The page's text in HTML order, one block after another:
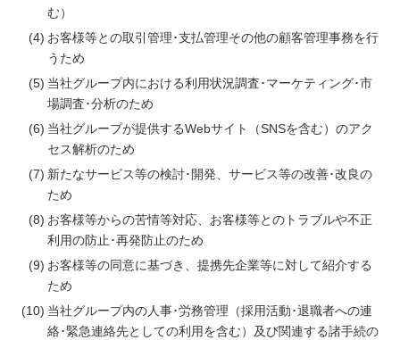
む）
お客様等との取引管理･支払管理その他の顧客管理事務を行
うため
当社グループ内における利用状況調査･マーケティング･市
場調査･分析のため
当社グループが提供するWebサイト（SNSを含む）のアク
セス解析のため
新たなサービス等の検討･開発、サービス等の改善･改良の
ため
お客様等からの苦情等対応、お客様等とのトラブルや不正
利用の防止･再発防止のため
お客様等の同意に基づき、提携先企業等に対して紹介する
ため
当社グループ内の人事･労務管理（採用活動･退職者への連
絡･緊急連絡先としての利用を含む）及び関連する諸手続の